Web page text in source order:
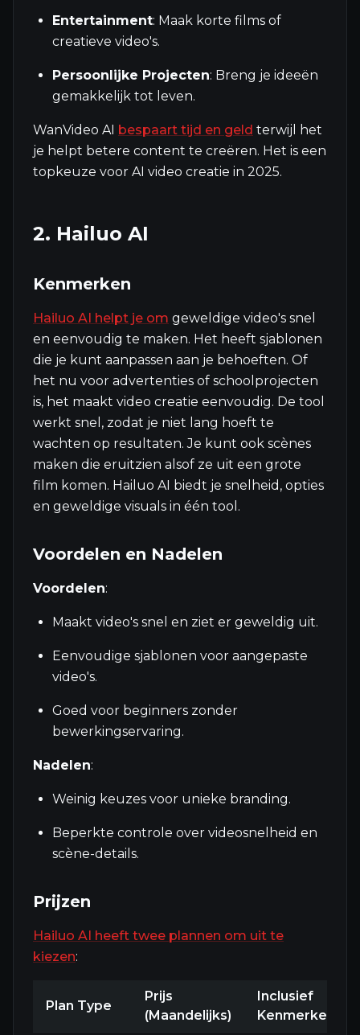
Entertainment: Maak korte films of
creatieve video's.
Persoonlijke Projecten: Breng je ideeën
gemakkelijk tot leven.
WanVideo AI bespaart tijd en geld terwijl het
je helpt betere content te creëren. Het is een
topkeuze voor AI video creatie in 2025.
2. Hailuo AI
Kenmerken
Hailuo AI helpt je om geweldige video's snel
en eenvoudig te maken. Het heeft sjablonen
die je kunt aanpassen aan je behoeften. Of
het nu voor advertenties of schoolprojecten
is, het maakt video creatie eenvoudig. De tool
werkt snel, zodat je niet lang hoeft te
wachten op resultaten. Je kunt ook scènes
maken die eruitzien alsof ze uit een grote
film komen. Hailuo AI biedt je snelheid, opties
en geweldige visuals in één tool.
Voordelen en Nadelen
Voordelen:
Maakt video's snel en ziet er geweldig uit.
Eenvoudige sjablonen voor aangepaste
video's.
Goed voor beginners zonder
bewerkingservaring.
Nadelen:
Weinig keuzes voor unieke branding.
Beperkte controle over videosnelheid en
scène-details.
Prijzen
Hailuo AI heeft twee plannen om uit te
kiezen:
Plan Type
Prijs
(Maandelijks)
Inclusief
Kenmerken